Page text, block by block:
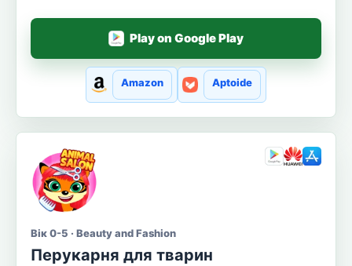
Play on Google Play
Amazon Aptoide
Вік 0-5 · Beauty and Fashion
Перукарня для тварин